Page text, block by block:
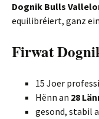
Dognik Bulls
equilibréiert, ganz
Firwat
15 Joer
Hënn an 28
gesond, stabil